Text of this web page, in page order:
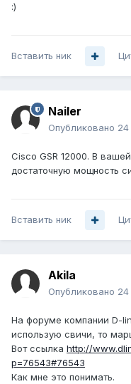
:)
Вставить ник
Nailer
Опубликовано 24
Cisco GSR 12000. В
достаточную мощность
Вставить ник
Akila
Опубликовано 24
На форуме компании D-
использую свичи, то
Вот ссылка http://
p=76543#76543
Как мне это понимать.